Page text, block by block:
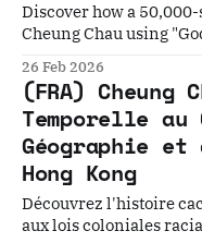
Discover how a
Cheung Chau using
legacy.
26 Feb 2026
(FRA) Cheung
Temporelle
Géographie et
Hong Kong
Découvrez l'histoire
aux lois coloniales